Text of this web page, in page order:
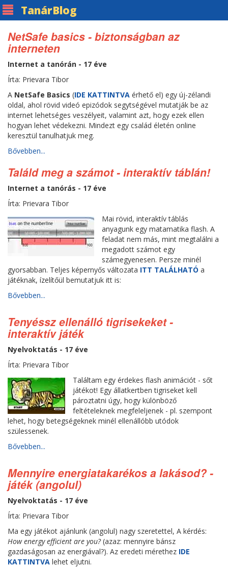
TanárBlog
NetSafe basics - biztonságban az
interneten
Internet a tanórán - 17 éve
Írta: Prievara Tibor
A NetSafe Basics (IDE KATTINTVA érhető el) egy új-zélandi
oldal, ahol rövid videó epizódok segytségével mutatják be az
internet lehetséges veszélyeit, valamint azt, hogy ezek ellen
hogyan lehet védekezni. Mindezt egy család életén online
keresztül tanulhatjuk meg.
Bővebben...
Találd meg a számot - interaktív táblán!
Internet a tanórás - 17 éve
Írta: Prievara Tibor
Mai rövid, interaktív táblás
anyagunk egy matamatika flash. A
feladat nem más, mint megtalálni a
megadott számot egy
számegyenesen. Persze minél
gyorsabban. Teljes képernyős változata ITT TALÁLHATÓ a
játéknak, ízelítőül bemutatjuk itt is:
Bővebben...
Tenyéssz ellenálló tigrisekeket -
interaktív játék
Nyelvoktatás - 17 éve
Írta: Prievara Tibor
Találtam egy érdekes flash animációt - sőt
játékot! Egy állatkertben tigriseket kell
pároztatni úgy, hogy különböző
feltételeknek megfeleljenek - pl. szempont
lehet, hogy betegségeknek minél ellenállóbb utódok
szülessenek.
Bővebben...
Mennyire energiatakarékos a lakásod? -
játék (angolul)
Nyelvoktatás - 17 éve
Írta: Prievara Tibor
Ma egy játékot ajánlunk (angolul) nagy szeretettel, A kérdés:
How energy efficient are you?(azaz: mennyire bánsz
gazdaságosan az energiával?). Az eredeti mérethez IDE
KATTINTVA lehet eljutni.